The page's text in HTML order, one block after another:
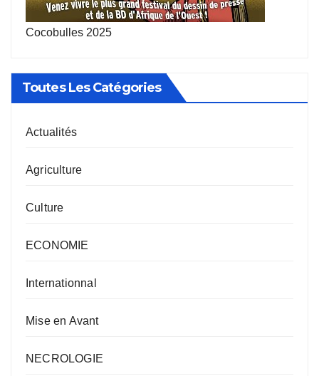
Cocobulles 2025
Toutes Les Catégories
Actualités
Agriculture
Culture
ECONOMIE
Internationnal
Mise en Avant
NECROLOGIE